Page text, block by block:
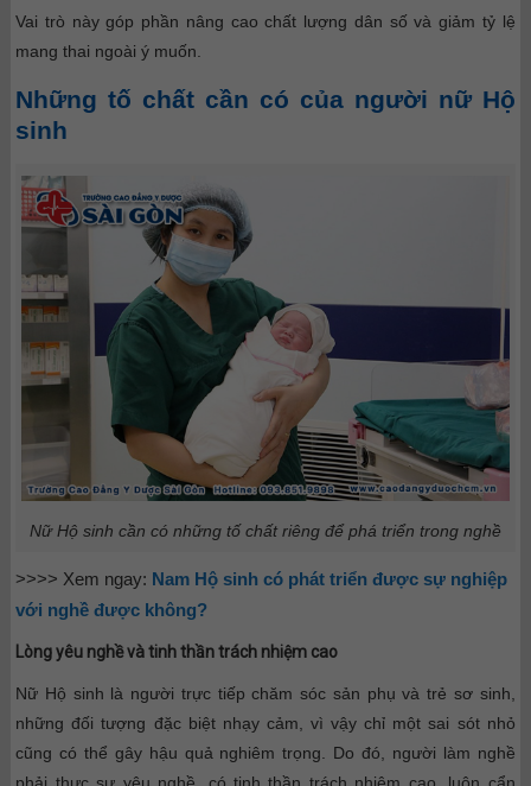
Vai trò này góp phần nâng cao chất lượng dân số và giảm tỷ lệ
mang thai ngoài ý muốn.
Những tố chất cần có của người nữ Hộ
sinh
Nữ Hộ sinh cần có những tố chất riêng để phá triển trong nghề
>>>> Xem ngay: Nam Hộ sinh có phát triển được sự nghiệp
với nghề được không?
Lòng yêu nghề và tinh thần trách nhiệm cao
Nữ Hộ sinh là người trực tiếp chăm sóc sản phụ và trẻ sơ sinh,
những đối tượng đặc biệt nhạy cảm, vì vậy chỉ một sai sót nhỏ
cũng có thể gây hậu quả nghiêm trọng. Do đó, người làm nghề